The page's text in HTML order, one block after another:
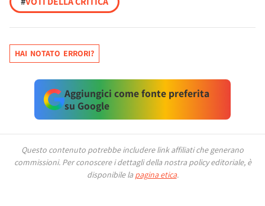
HAI NOTATO ERRORI?
Aggiungici come fonte preferita
su Google
Questo contenuto potrebbe includere link affiliati che generano
commissioni. Per conoscere i dettagli della nostra policy editoriale, è
disponibile la pagina etica.